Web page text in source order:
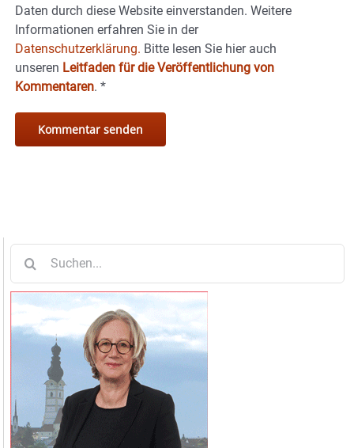
Daten durch diese Website einverstanden. Weitere
Informationen erfahren Sie in der
Datenschutzerklärung. Bitte lesen Sie hier auch
unseren Leitfaden für die Veröffentlichung von
Kommentaren. *
nach: